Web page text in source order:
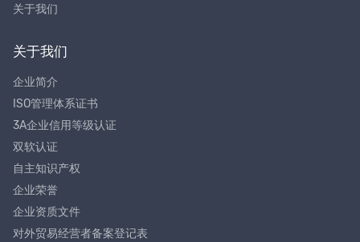
关于我们
关于我们
企业简介
ISO管理体系证书
3A企业信用等级认证
双软认证
自主知识产权
企业荣誉
企业资质文件
对外贸易经营者备案登记表